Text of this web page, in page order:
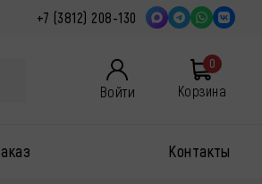
+7 (3812) 208-130
Войти
0
Корзина
Контакты